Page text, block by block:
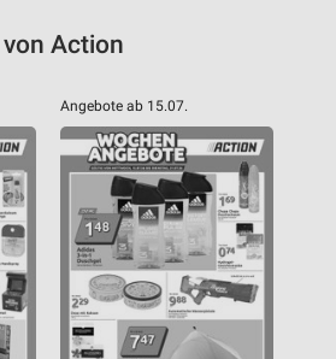
Action
Angebote ab 15.07.
angeforderten